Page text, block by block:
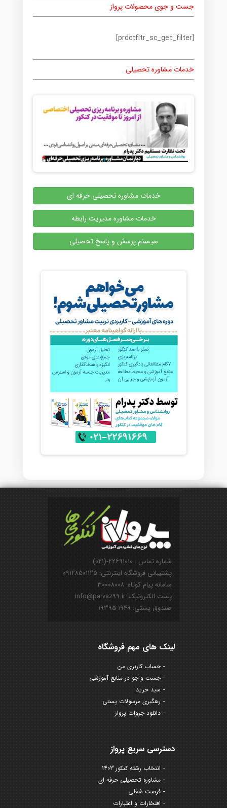
جست و جوی محصولات پرواز
[prdctfltr_sc_get_filter]
خدمات مشاوره تحصیلی
خدمات مشاوره تحصیلی حرفه ای
خدمات مشاوره مدیریت رابطه
سیستم پرسش و پاسخ تحصیلی
شماره تماس : ۲۲۶۹۱۰۱۰-(۰۲۱)
پشتیبانی فروشگاه اینترنتی: ۰۹۱۲۸۵۰۱۱۲۵
سامانه پیام کوتاه: ۳۰۰۰۸۰۰۸
پست الکترونیک: info@parvaz99.ir
صندوق پستی: ۱۹۴۹-۱۹۳۹۵
لینک های مهم فروشگاه
حساب کاربری من
جست و جو در منابع آموزشی
سبد خرید
رهگیری مرسولات پستی
دانلود جزوات پرواز
دسترسی سریع پرواز
انتخاب رشته کنکور 1403
مشاوره تحصیلی حرفه ای
فرصت شغلی
افتخارات و اعتبارات